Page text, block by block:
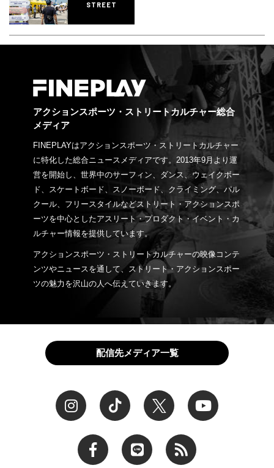
STREET
アクションスポーツ・ストリートカルチャー総合
メディア
FINEPLAYはアクションスポーツ・ストリートカルチャー
に特化した総合ニュースメディアです。2013年9月より運
営を開始し、世界中のサーフィン、ダンス、ウェイクボー
ド、スケートボード、スノーボード、クライミング、パル
クール、フリースタイルなどストリート・アクションスポ
ーツを中心としたアスリート・プロダクト・イベント・カ
ルチャー情報を提供しています。
アクションスポーツ・ストリートカルチャーの映像コンテ
ンツやニュースを通して、ストリート・アクションスポー
ツの魅力を沢山の人へ伝えていきます。
配信先メディア一覧